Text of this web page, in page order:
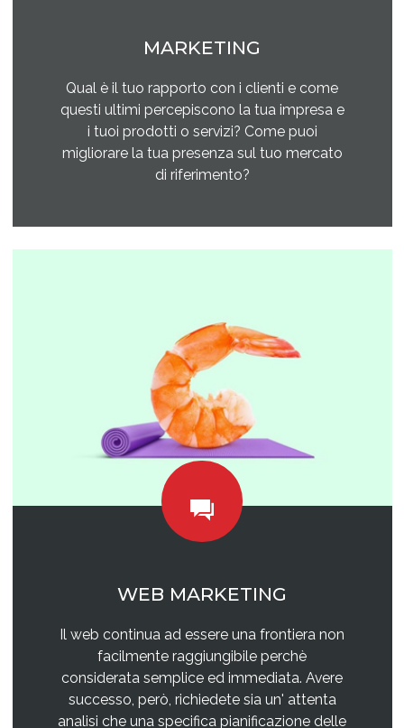
MARKETING
Qual è il tuo rapporto con i clienti e come
questi ultimi percepiscono la tua impresa e
i tuoi prodotti o servizi? Come puoi
migliorare la tua presenza sul tuo mercato
di riferimento?
WEB MARKETING
Il web continua ad essere una frontiera non
facilmente raggiungibile perchè
considerata semplice ed immediata. Avere
successo, però, richiedete sia un' attenta
analisi che una specifica pianificazione delle